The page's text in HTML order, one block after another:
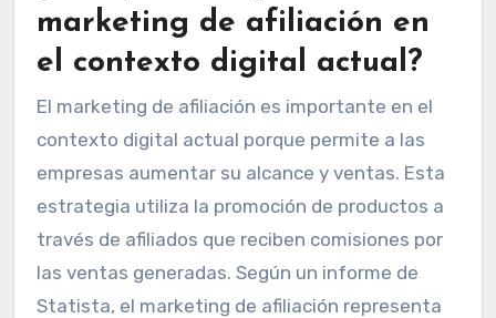
marketing de afiliación en
el contexto digital actual?
El marketing de afiliación es importante en el
contexto digital actual porque permite a las
empresas aumentar su alcance y ventas. Esta
estrategia utiliza la promoción de productos a
través de afiliados que reciben comisiones por
las ventas generadas. Según un informe de
Statista, el marketing de afiliación representa